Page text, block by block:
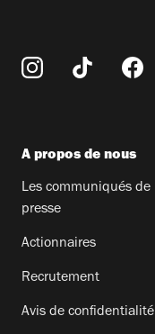
A propos de nous
Les communiqués de
presse
Actionnaires
Recrutement
Avis de confidentialité